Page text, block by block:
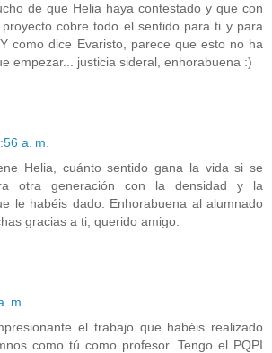
de que Helia haya contestado y que con
cobre todo el sentido para ti y para
como dice Evaristo, parece que esto no ha
empezar... justicia sideral, enhorabuena :)
a. m.
Helia, cuánto sentido gana la vida si se
otra generación con la densidad y la
le habéis dado. Enhorabuena al alumnado
gracias a ti, querido amigo.
m.
el trabajo que habéis realizado
como tú como profesor. Tengo el PQPI